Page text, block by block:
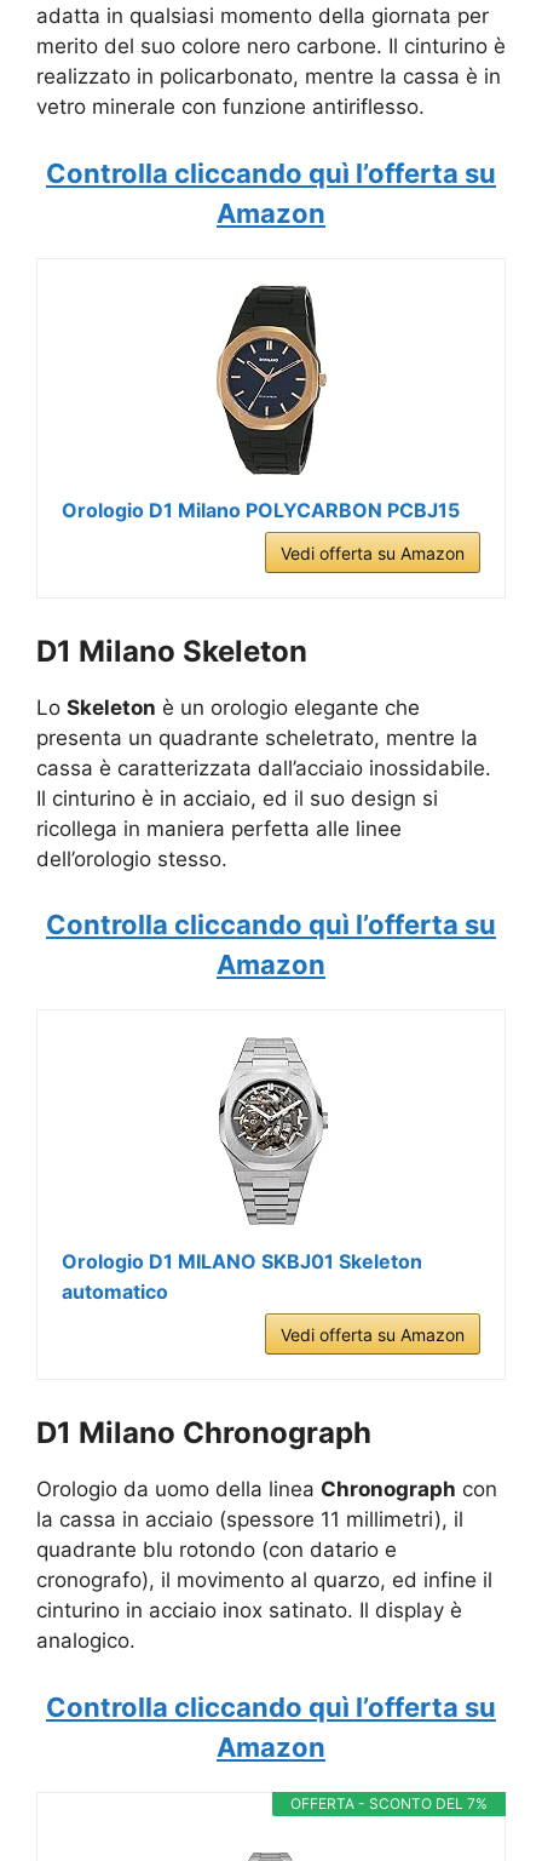
adatta in qualsiasi momento della giornata per
merito del suo colore nero carbone. Il cinturino è
realizzato in policarbonato, mentre la cassa è in
vetro minerale con funzione antiriflesso.
Controlla cliccando quì l’offerta su
Amazon
Orologio D1 Milano POLYCARBON PCBJ15
Vedi offerta su Amazon
D1 Milano Skeleton
Lo Skeleton è un orologio elegante che
presenta un quadrante scheletrato, mentre la
cassa è caratterizzata dall’acciaio inossidabile.
Il cinturino è in acciaio, ed il suo design si
ricollega in maniera perfetta alle linee
dell’orologio stesso.
Controlla cliccando quì l’offerta su
Amazon
Orologio D1 MILANO SKBJ01 Skeleton
automatico
Vedi offerta su Amazon
D1 Milano Chronograph
Orologio da uomo della linea Chronograph con
la cassa in acciaio (spessore 11 millimetri), il
quadrante blu rotondo (con datario e
cronografo), il movimento al quarzo, ed infine il
cinturino in acciaio inox satinato. Il display è
analogico.
Controlla cliccando quì l’offerta su
Amazon
OFFERTA - SCONTO DEL 7%